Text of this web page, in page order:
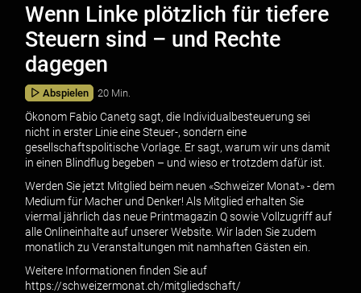
Wenn Linke plötzlich für tiefere
Steuern sind – und Rechte
dagegen
Abspielen 20 Min.
Ökonom Fabio Canetg sagt, die Individualbesteuerung sei
nicht in erster Linie eine Steuer-, sondern eine
gesellschaftspolitische Vorlage. Er sagt, warum wir uns damit
in einen Blindflug begeben – und wieso er trotzdem dafür ist.
Werden Sie jetzt Mitglied beim neuen «Schweizer Monat» - dem
Medium für Macher und Denker! Als Mitglied erhalten Sie
viermal jährlich das neue Printmagazin Q sowie Vollzugriff auf
alle Onlineinhalte auf unserer Website. Wir laden Sie zudem
monatlich zu Veranstaltungen mit namhaften Gästen ein.
Weitere Informationen finden Sie auf
https://schweizermonat.ch/mitgliedschaft/